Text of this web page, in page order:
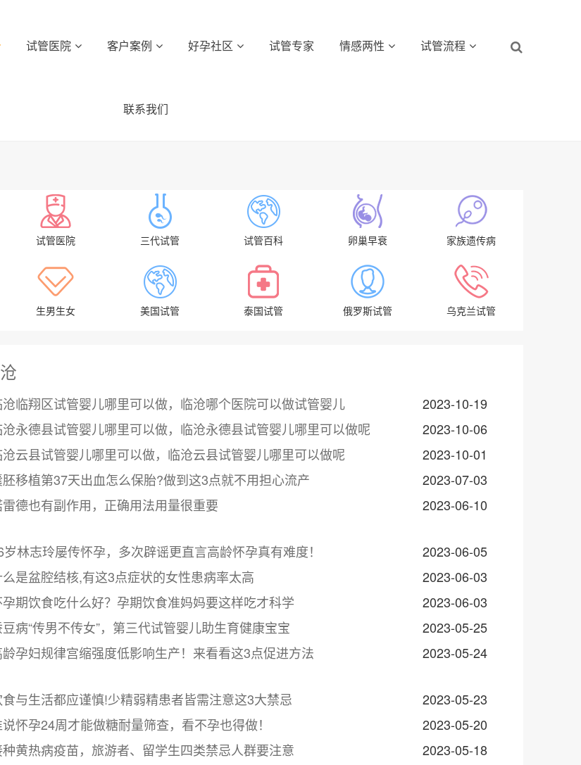
试管医院 客户案例 好孕社区 试管专家 情感两性 试管流程
联系我们
试管医院 三代试管 试管百科 卵巢早衰 家族遗传病
生男生女 美国试管 泰国试管 俄罗斯试管 乌克兰试管
沧临翔区试管婴儿哪里可以做，临沧哪个医院可以做试管婴儿
2023-10-19
沧永德县试管婴儿哪里可以做，临沧永德县试管婴儿哪里可以做呢
2023-10-06
沧云县试管婴儿哪里可以做，临沧云县试管婴儿哪里可以做呢
2023-10-01
胚移植第37天出血怎么保胎?做到这3点就不用担心流产
2023-07-03
德也有副作用，正确用法用量很重要
2023-06-10
岁林志玲屡传怀孕，多次辟谣更直言高龄怀孕真有难度！
2023-06-05
么是盆腔结核,有这3点症状的女性患病率太高
2023-06-03
期饮食吃什么好？孕期饮食准妈妈要这样吃才科学
2023-06-03
病“传男不传女”，第三代试管婴儿助生育健康宝宝
2023-05-25
龄孕妇规律宫缩强度低影响生产！来看看这3点促进方法
2023-05-24
与生活都应谨慎!少精弱精患者皆需注意这3大禁忌
2023-05-23
怀孕24周才能做糖耐量筛查，看不孕也得做！
2023-05-20
黄热病疫苗，旅游者、留学生四类禁忌人群要注意
2023-05-18